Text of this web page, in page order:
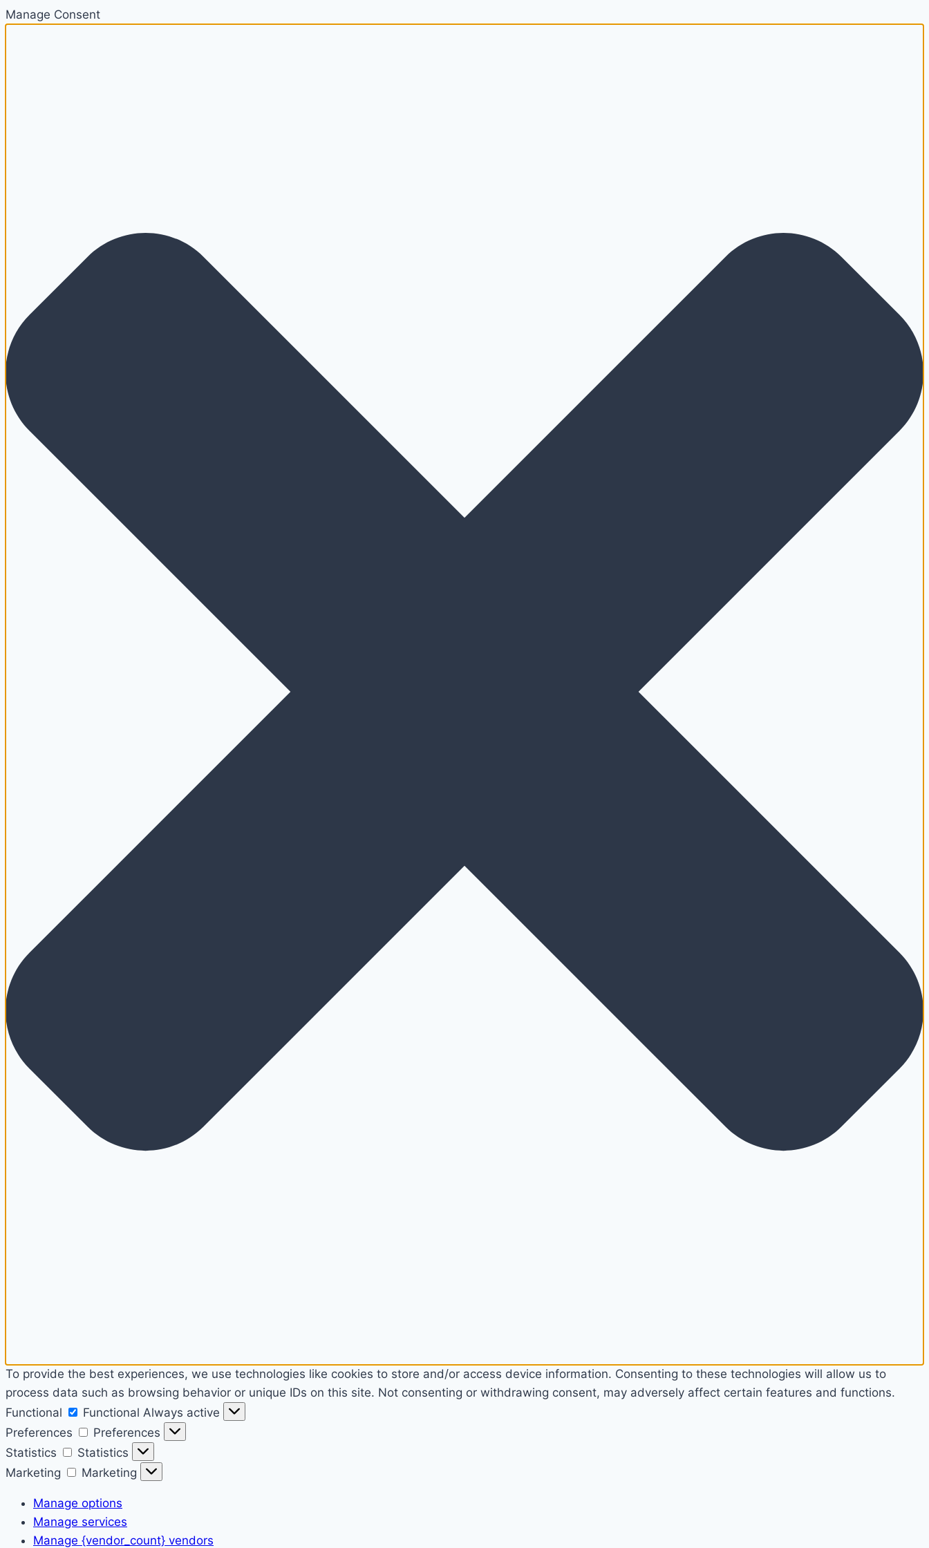
Manage Consent
To provide the best experiences, we use technologies like cookies to store and/or access device information. Consenting to these technologies will allow us to
process data such as browsing behavior or unique IDs on this site. Not consenting or withdrawing consent, may adversely affect certain features and functions.
Functional
Functional Always active
Preferences
Preferences
Statistics
Statistics
Marketing
Marketing
Manage options
Manage services
Manage {vendor_count} vendors